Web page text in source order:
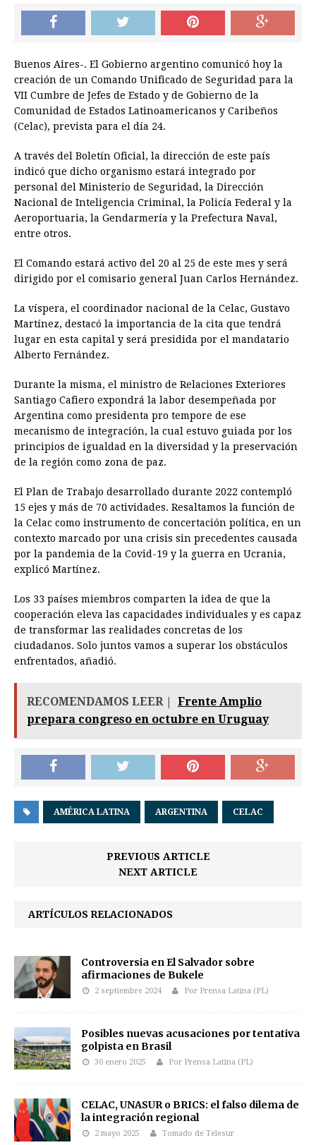
Buenos Aires-. El Gobierno argentino comunicó hoy la
creación de un Comando Unificado de Seguridad para la
VII Cumbre de Jefes de Estado y de Gobierno de la
Comunidad de Estados Latinoamericanos y Caribeños
(Celac), prevista para el día 24.
A través del Boletín Oficial, la dirección de este país
indicó que dicho organismo estará integrado por
personal del Ministerio de Seguridad, la Dirección
Nacional de Inteligencia Criminal, la Policía Federal y la
Aeroportuaria, la Gendarmería y la Prefectura Naval,
entre otros.
El Comando estará activo del 20 al 25 de este mes y será
dirigido por el comisario general Juan Carlos Hernández.
La víspera, el coordinador nacional de la Celac, Gustavo
Martínez, destacó la importancia de la cita que tendrá
lugar en esta capital y será presidida por el mandatario
Alberto Fernández.
Durante la misma, el ministro de Relaciones Exteriores
Santiago Cafiero expondrá la labor desempeñada por
Argentina como presidenta pro tempore de ese
mecanismo de integración, la cual estuvo guiada por los
principios de igualdad en la diversidad y la preservación
de la región como zona de paz.
El Plan de Trabajo desarrollado durante 2022 contempló
15 ejes y más de 70 actividades. Resaltamos la función de
la Celac como instrumento de concertación política, en un
contexto marcado por una crisis sin precedentes causada
por la pandemia de la Covid-19 y la guerra en Ucrania,
explicó Martínez.
Los 33 países miembros comparten la idea de que la
cooperación eleva las capacidades individuales y es capaz
de transformar las realidades concretas de los
ciudadanos. Solo juntos vamos a superar los obstáculos
enfrentados, añadió.
RECOMENDAMOS LEER |
Frente Amplio
prepara congreso en octubre en Uruguay
AMÉRICA LATINA ARGENTINA CELAC
PREVIOUS ARTICLE
NEXT ARTICLE
ARTÍCULOS RELACIONADOS
Controversia en El Salvador sobre
afirmaciones de Bukele
2 septiembre 2024 Por Prensa Latina (PL)
Posibles nuevas acusaciones por tentativa
golpista en Brasil
30 enero 2025 Por Prensa Latina (PL)
CELAC, UNASUR o BRICS: el falso dilema de
la integración regional
2 mayo 2025 Tomado de Telesur